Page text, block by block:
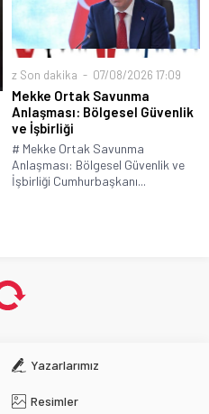
z Son dakika 07/08/2026 17:09
Mekke Ortak Savunma
Anlaşması: Bölgesel Güvenlik
ve İşbirliği
# Mekke Ortak Savunma
Anlaşması: Bölgesel Güvenlik ve
İşbirliği Cumhurbaşkanı...
Yazarlarımız
Resimler